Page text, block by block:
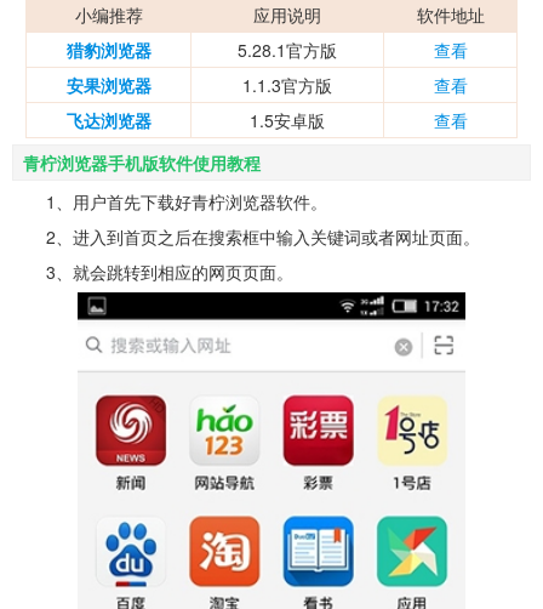
小编推荐 应用说明
软件地址
猎豹浏览器
5.28.1官方版
查看
安果浏览器
1.1.3官方版
查看
飞达浏览器
1.5安卓版
查看
青柠浏览器手机版软件使用教程
1、用户首先下载好青柠浏览器软件。
2、进入到首页之后在搜索框中输入关键词或者网址页面。
3、就会跳转到相应的网页页面。